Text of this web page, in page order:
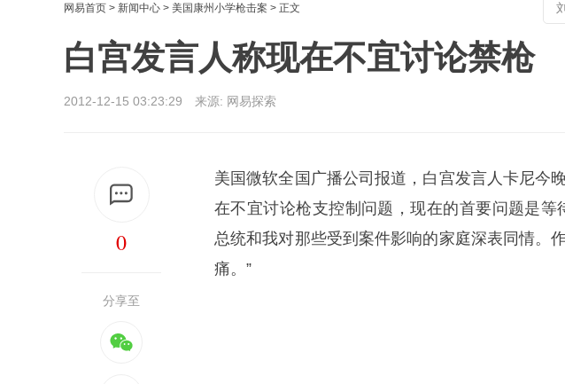
网易首页 > 新闻中心 > 美国康州小学枪击案 > 正文
白宫发言人称现在不宜讨论禁枪
2012-12-15 03:23:29 来源: 网易探索
0
分享至
美国微软全国广播公司报道，白宫发言人卡尼今
在不宜讨论枪支控制问题，现在的首要问题是等
总统和我对那些受到案件影响的家庭深表同情。
痛。”